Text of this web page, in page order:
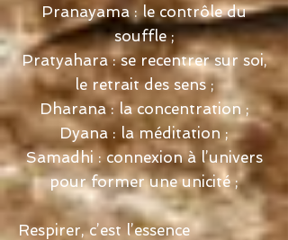
Pranayama : le contrôle du
souffle ;
Pratyahara : se recentrer sur soi,
le retrait des sens ;
Dharana : la concentration ;
Dyana : la méditation ;
Samadhi : connexion à l’univers
pour former une unicité ;
Respirer, c’est l’essence